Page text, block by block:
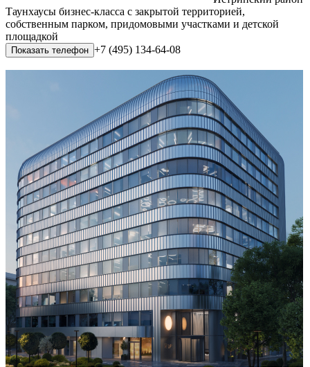
Таунхаусы бизнес-класса с закрытой территорией,
собственным парком, придомовыми участками и детской
площадкой
Показать телефон +7 (495) 134-64-08